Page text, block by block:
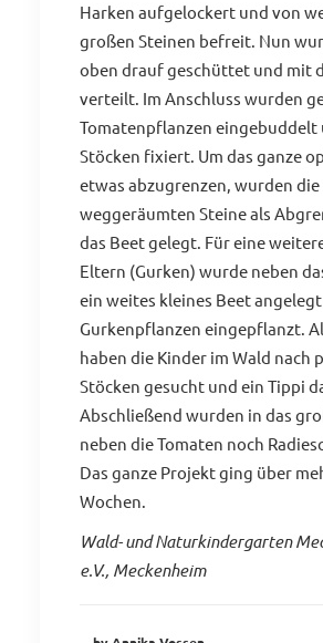
Harken aufgelockert und von
großen Steinen befreit. Nun
oben drauf geschüttet und mit
verteilt. Im Anschluss wurden
Tomatenpflanzen eingebuddelt
Stöcken fixiert. Um das ganze
etwas abzugrenzen, wurden
weggeräumten Steine als
das Beet gelegt. Für eine
Eltern (Gurken) wurde neben
ein weites kleines Beet
Gurkenpflanzen eingepflanzt.
haben die Kinder im Wald nach
Stöcken gesucht und ein Tippi
Abschließend wurden in das
neben die Tomaten noch
Das ganze Projekt ging über
Wochen.
Wald- und Naturkindergarten
e.V., Meckenheim